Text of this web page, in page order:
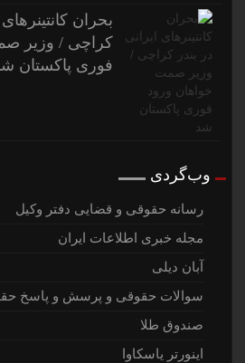
بحران کانتینر‌های
کراچی / وزیر
فوری پاکستان شد
وب‌گردی
رسانه حقوقی و قضایی دفتر وکیل
مجله خبری اطلاعات ایران
آبان دیلی
سوالات حقوقی و پرسش و پاسخ
صندوق طلا
اینورتر یاسکاوا